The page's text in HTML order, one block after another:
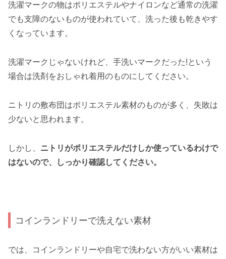
洗濯マークの物はポリエステルやナイロンなど通常の洗濯
でも支障のないものが使われていて、洗った後も乾きやす
くなっています。
洗濯マークじゃないけれど、手洗いマークだった!という
場合は洗剤をおしゃれ着用のものにしてください。
ニトリの敷布団はポリエステル素材のものが多く、失敗は
少ないと思われます。
しかし、 ニトリがポリエステルだけしか使っているわけで
はないので、しっかり確認してください。
コインランドリーで洗えない素材
では、コインランドリーや自宅で洗わない方がいい素材は